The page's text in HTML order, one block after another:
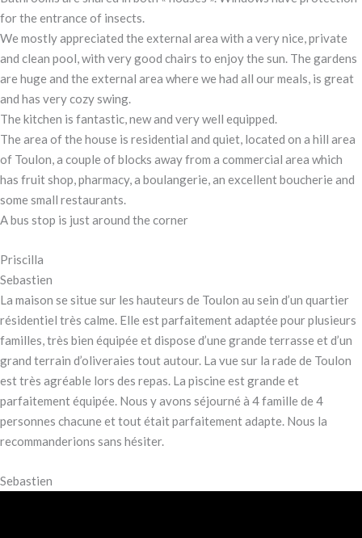
for the entrance of insects.
We mostly appreciated the external area with a very nice, private
and clean pool, with very good chairs to enjoy the sun. The gardens
are huge and the external area where we had all our meals, is great
and has very cozy swing.
The kitchen is fantastic, new and very well equipped.
The area of the house is residential and quiet, located on a hill area
of Toulon, a couple of blocks away from a commercial area which
has fruit shop, pharmacy, a boulangerie, an excellent boucherie and
some small restaurants.
A bus stop is just around the corner
Priscilla
Sebastien
La maison se situe sur les hauteurs de Toulon au sein d’un quartier
résidentiel très calme. Elle est parfaitement adaptée pour plusieurs
familles, très bien équipée et dispose d’une grande terrasse et d’un
grand terrain d’oliveraies tout autour. La vue sur la rade de Toulon
est très agréable lors des repas. La piscine est grande et
parfaitement équipée. Nous y avons séjourné à 4 famille de 4
personnes chacune et tout était parfaitement adapte. Nous la
recommanderions sans hésiter.
Sebastien